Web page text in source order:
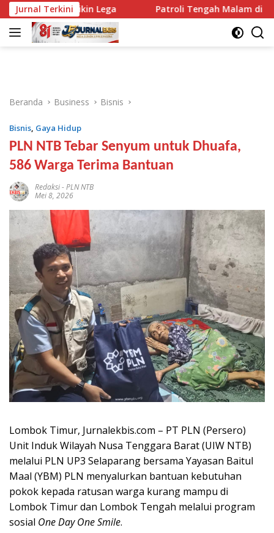
Langsung
ke
konten
Jurnal Terkini
Bikin Lega Patroli Tengah Malam di Mataram,
Beranda Business Bisnis
Bisnis, Gaya Hidup
PLN NTB Tebar Senyum untuk Dhuafa,
586 Warga Terima Bantuan
Redaksi-PLN NTB
Mei 8, 2026
Lombok Timur, Jurnalekbis.com – PT PLN (Persero)
Unit Induk Wilayah Nusa Tenggara Barat (UIW NTB)
melalui PLN UP3 Selaparang bersama Yayasan Baitul
Maal (YBM) PLN menyalurkan bantuan kebutuhan
pokok kepada ratusan warga kurang mampu di
Lombok Timur dan Lombok Tengah melalui program
sosial One Day One Smile.